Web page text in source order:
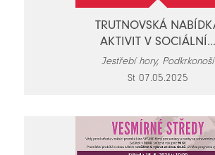
TRUTNOVSKÁ
AKTIVIT V SOCIÁLNÍ...
Jestřebí hory, Podkrkonoší
St 07.05.2025